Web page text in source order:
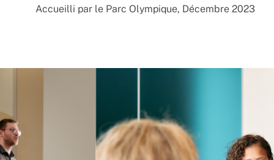
Accueilli par le Parc Olympique, Décembre 2023